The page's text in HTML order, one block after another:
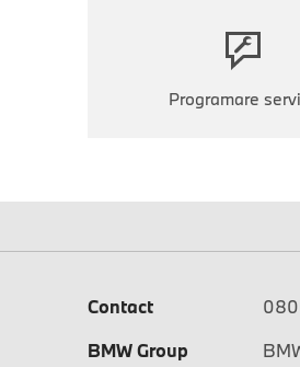
Programare
Contact
BMW Group